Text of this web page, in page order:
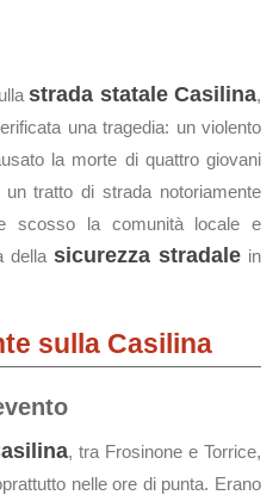
strada statale Casilina,
una tragedia: un violento
la morte di quattro giovani
tratto di strada notoriamente
scosso la comunità locale e
della sicurezza stradalein
sulla Casilina
, tra Frosinone e Torrice,
nelle ore di punta. Erano